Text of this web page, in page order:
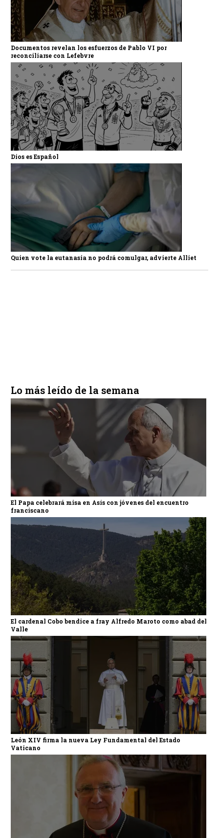
Documentos revelan los esfuerzos de Pablo VI por
reconciliarse con Lefebvre
Dios es Español
Quien vote la eutanasia no podrá comulgar, advierte Alliet
Lo más leído de la semana
El Papa celebrará misa en Asís con jóvenes del encuentro
franciscano
El cardenal Cobo bendice a fray Alfredo Maroto como abad del
Valle
León XIV firma la nueva Ley Fundamental del Estado
Vaticano